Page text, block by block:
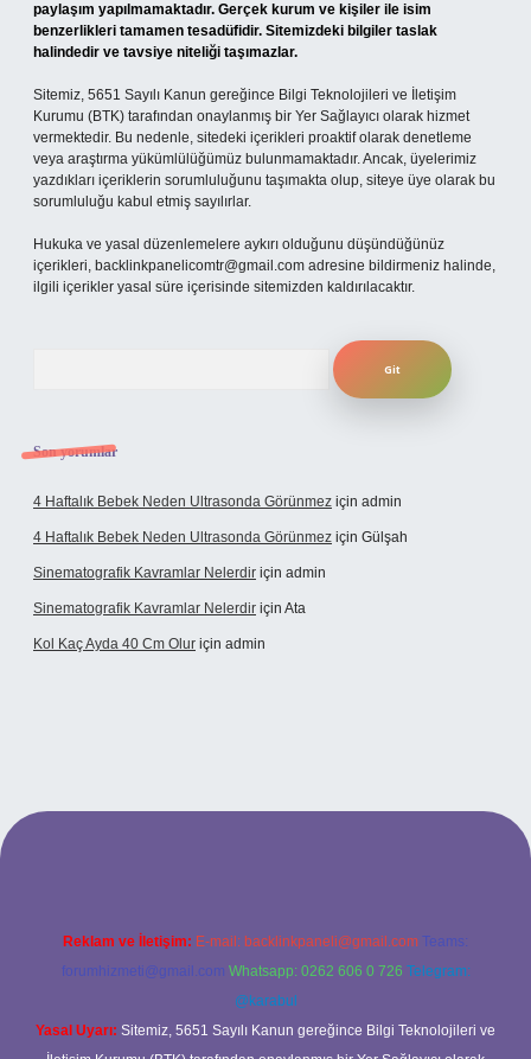
paylaşım yapılmamaktadır. Gerçek kurum ve kişiler ile isim
benzerlikleri tamamen tesadüfidir. Sitemizdeki bilgiler taslak
halindedir ve tavsiye niteliği taşımazlar.
Sitemiz, 5651 Sayılı Kanun gereğince Bilgi Teknolojileri ve İletişim
Kurumu (BTK) tarafından onaylanmış bir Yer Sağlayıcı olarak hizmet
vermektedir. Bu nedenle, sitedeki içerikleri proaktif olarak denetleme
veya araştırma yükümlülüğümüz bulunmamaktadır. Ancak, üyelerimiz
yazdıkları içeriklerin sorumluluğunu taşımakta olup, siteye üye olarak bu
sorumluluğu kabul etmiş sayılırlar.
Hukuka ve yasal düzenlemelere aykırı olduğunu düşündüğünüz
içerikleri, backlinkpanelicomtr@gmail.com adresine bildirmeniz halinde,
ilgili içerikler yasal süre içerisinde sitemizden kaldırılacaktır.
Son yorumlar
4 Haftalık Bebek Neden Ultrasonda Görünmez için admin
4 Haftalık Bebek Neden Ultrasonda Görünmez için Gülşah
Sinematografik Kavramlar Nelerdir için admin
Sinematografik Kavramlar Nelerdir için Ata
Kol Kaç Ayda 40 Cm Olur için admin
Reklam ve İletişim: E-mail: backlinkpaneli@gmail.com Teams:
forumhizmeti@gmail.com Whatsapp: 0262 606 0 726 Telegram:
@karabul
Yasal Uyarı: Sitemiz, 5651 Sayılı Kanun gereğince Bilgi Teknolojileri ve